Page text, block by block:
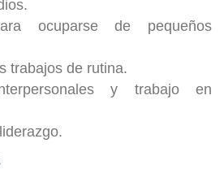
ocuparse de pequeños
trabajos de rutina.
y trabajo en